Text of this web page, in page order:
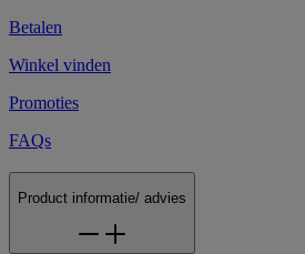
Betalen
Winkel vinden
Promoties
FAQs
Product informatie/ advies